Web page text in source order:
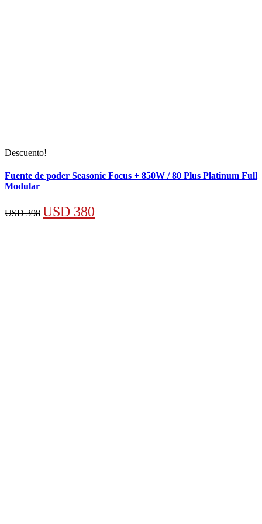
Descuento!
Fuente de poder Seasonic Focus + 850W / 80 Plus Platinum Full
Modular
USD398 El
USD 380